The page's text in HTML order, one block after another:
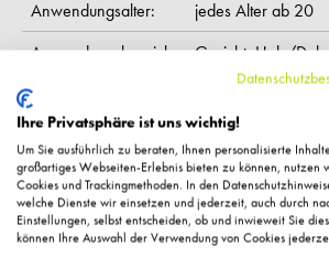
Anwendungsalter:
jedes Alter ab 20
Anwendungsbereich:
Gesicht,Hals/
Anwendungszeit:
Eigenschaft: frei von
ohne Tierversuche,
Hauttyp:
alle Hauttypen
Pflegekategorie:
Ampullen
Ihre Privatsphäre ist uns wichtig!
Um Sie ausführlich zu beraten, Ihnen personalisierte
großartiges Webseiten-Erlebnis bieten zu können, nutzen
Cookies und Trackingmethoden. In den
welche Dienste wir einsetzen und jederzeit, auch durch
Einstellungen, selbst entscheiden, ob und inwieweit Sie
können Ihre Auswahl der Verwendung von Cookies